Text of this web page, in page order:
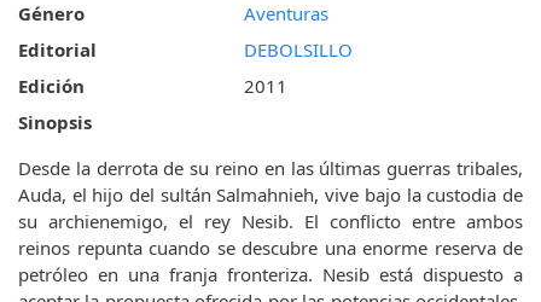
Género
Aventuras
Editorial
DEBOLSILLO
Edición
2011
Sinopsis
Desde la derrota de su reino en las últimas guerras tribales,
Auda, el hijo del sultán Salmahnieh, vive bajo la custodia de
su archienemigo, el rey Nesib. El conflicto entre ambos
reinos repunta cuando se descubre una enorme reserva de
petróleo en una franja fronteriza. Nesib está dispuesto a